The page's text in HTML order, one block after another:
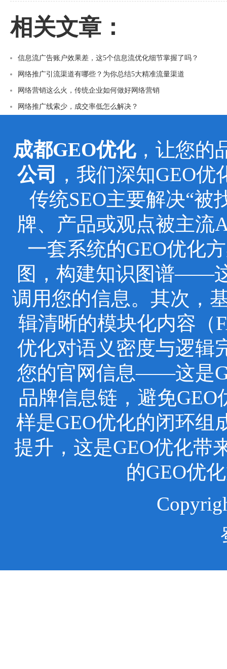
相关文章：
信息流广告账户效果差，这5个信息流优化细节掌握了吗？
网络推广引流渠道有哪些？为你总结5大精准流量渠道
网络营销这么火，传统企业如何做好网络营销
网络推广线索少，成交率低怎么解决？
成都GEO优化，让您的
公司
，我们深知GEO
传统SEO主要解决“被
牌、产品或观点被主流
一套系统的GEO优化
图，构建知识图谱——
调用您的信息。其次，
辑清晰的模块化内容（
优化对语义密度与逻辑
您的官网信息——这是
品牌信息链，避免
样是GEO优化的闭环组
提升，这是GEO优化带
的GEO优